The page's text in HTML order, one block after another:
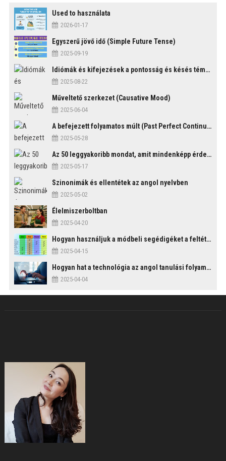
Used to használata
2026-01-17
Egyszerű jövő idő (Simple Future Tense)
2025-09-19
Idiómák és kifejezések a pontosság és késés témakörében
2025-08-22
Műveltető szerkezet (Causative Mood)
2025-06-04
A befejezett folyamatos múlt (Past Perfect Continuous Tense)
2025-05-28
Az 50 leggyakoribb mondat, amit mindenképp érdemes tudni
2025-05-17
Szinonimák és ellentétek az angol nyelvben
2025-05-02
Élelmiszerboltban
2025-04-20
Hogyan használjuk a módbeli segédigéket a feltételes mondatszerkezetekben?
2025-04-15
Hogyan hat a technológia az angol tanulási folyamatokra?
2025-04-04